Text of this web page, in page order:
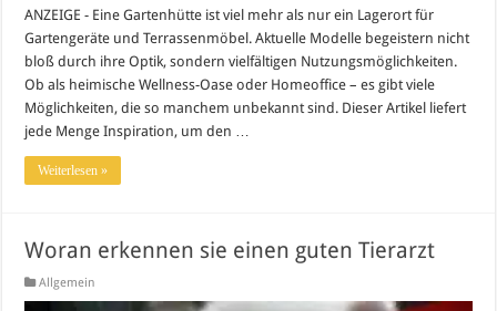
ANZEIGE - Eine Gartenhütte ist viel mehr als nur ein Lagerort für
Gartengeräte und Terrassenmöbel. Aktuelle Modelle begeistern nicht
bloß durch ihre Optik, sondern vielfältigen Nutzungsmöglichkeiten.
Ob als heimische Wellness-Oase oder Homeoffice – es gibt viele
Möglichkeiten, die so manchem unbekannt sind. Dieser Artikel liefert
jede Menge Inspiration, um den …
Weiterlesen »
Woran erkennen sie einen guten Tierarzt
Allgemein